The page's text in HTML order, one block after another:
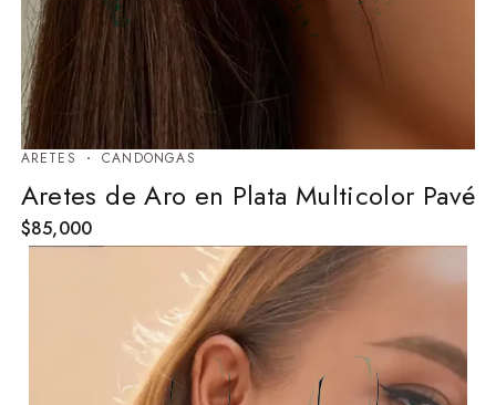
ARETES ⁠CANDONGAS
Aretes de Aro en Plata Multicolor Pavé
$85,000